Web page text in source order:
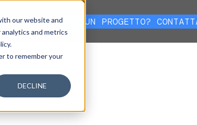
our website and
and metrics
to remember your
DECLINE
HAI UN PROGETTO?